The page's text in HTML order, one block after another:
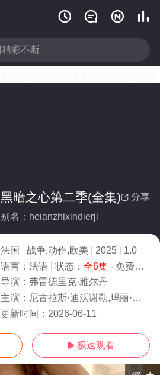
   
 分享
黑暗之心第二季(全集)
别名：heianzhixindierji
法国 战争,动作,欧美 2025
1.0
语言： 法语 状态： 全6集- 免费在线观看
导演： 弗雷德里克·雅尔丹
主演： 尼古拉斯·迪沃谢勒,玛丽·多普尼尔,尼娜·梅尔瑞斯,蒂埃里·戈达尔,帕特里克·米勒,路易斯·塞冈,Hugo,Palo
更新时间： 2026-06-11
 极速观看